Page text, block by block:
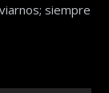
siempre